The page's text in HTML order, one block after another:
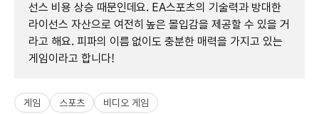
선스 비용 상승 때문인데요. EA스포츠의 기술력과 방대한
라이선스 자산으로 여전히 높은 몰입감을 제공할 수 있을 거
라고 해요. 피파의 이름 없이도 충분한 매력을 가지고 있는
게임이라고 합니다!
게임 스포츠 비디오 게임